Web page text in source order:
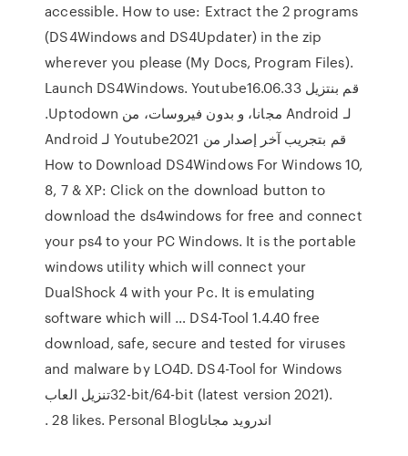
accessible. How to use: Extract the 2 programs
(DS4Windows and DS4Updater) in the zip
wherever you please (My Docs, Program Files).
Launch DS4Windows. ‫قم بنتزيل Youtube16.06.33
لـ Android مجانا، و بدون فيروسات، من Uptodown.
قم بتجريب آخر إصدار من Youtube2021 لـ Android
How to Download DS4Windows For Windows 10,
8, 7 & XP: Click on the download button to
download the ds4windows for free and connect
your ps4 to your PC Windows. It is the portable
windows utility which will connect your
DualShock 4 with your Pc. It is emulating
software which will … DS4-Tool 1.4.40 free
download, safe, secure and tested for viruses
and malware by LO4D. DS4-Tool for Windows
32-bit/64-bit (latest version 2021). ‎تنزيل العاب
اندرويد مجانا‎. 28 likes. Personal Blog